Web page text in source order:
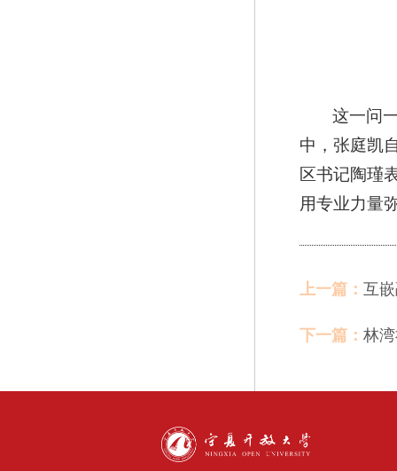
这一问
中，张庭凯
区书记陶瑾
用专业力量
上一篇： 互
下一篇： 林